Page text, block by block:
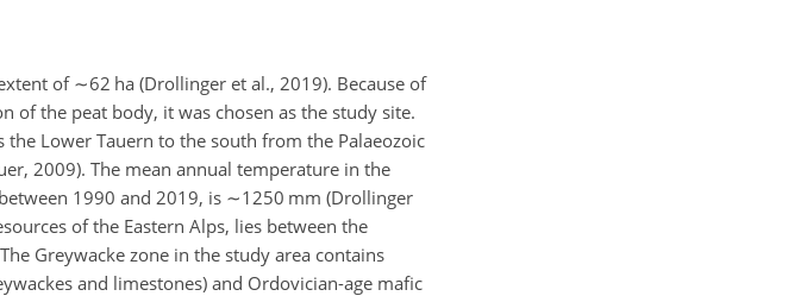
of ∼62 ha (Drollinger et al., 2019). Because of
the peat body, it was chosen as the study site.
Lower Tauern to the south from the Palaeozoic
2009). The mean annual temperature in the
1990 and 2019, is ∼1250 mm (Drollinger
of the Eastern Alps, lies between the
Greywacke zone in the study area contains
and limestones) and Ordovician-age mafic